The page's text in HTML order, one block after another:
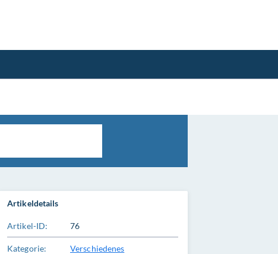
Artikeldetails
Artikel-ID: 76
Kategorie: Verschiedenes